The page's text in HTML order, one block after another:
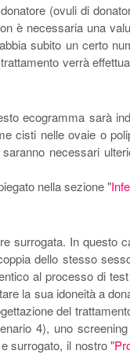
(ovuli di
è necessaria una
subito un certo
verrà
ecogramma sarà
cisti nelle ovaie o
necessari
nella sezione "
surrogata. In questo
dello stesso
al processo di
la sua idoneità a
del
4), uno
surrogato, il nostro "